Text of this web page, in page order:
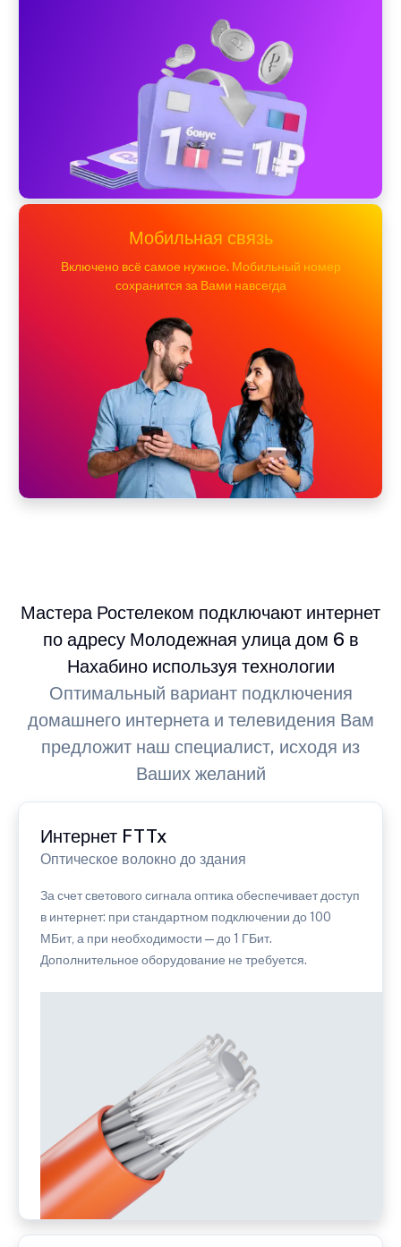
Мобильная связь
Включено всё самое нужное. Мобильный номер
сохранится за Вами навсегда
Мастера Ростелеком подключают интернет
по адресу Молодежная улица дом 6 в
Нахабино используя технологии
Оптимальный вариант подключения
домашнего интернета и телевидения Вам
предложит наш специалист, исходя из
Ваших желаний
Интернет FTTx
Оптическое волокно до здания
За счет светового сигнала оптика обеспечивает доступ
в интернет: при стандартном подключении до 100
МБит, а при необходимости — до 1 ГБит.
Дополнительное оборудование не требуется.